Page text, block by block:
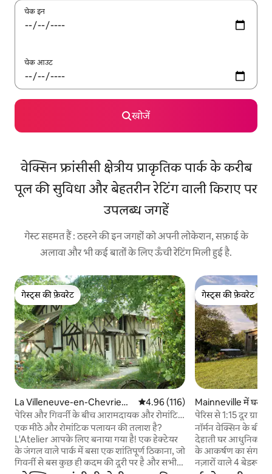
चेक इन
चेक आउट
खोजें
वेक्सिन फ्रांसीसी क्षेत्रीय प्राकृतिक पार्क के करीब
पूल की सुविधा और बेहतरीन रेटिंग वाली किराए पर
उपलब्ध जगहें
गेस्ट सहमत हैं : ठहरने की इन जगहों को अपनी लोकेशन, सफ़ाई के
अलावा और भी कई बातों के लिए ऊँची रेटिंग मिली हुई है.
गेस्ट्स की फ़ेवरेट
गेस्ट्स की फ़ेवरेट
La Villeneuve-en-Chevrie
में घर
औसत रेटिंग 5 में से 4.96, 116 समीक्षाएँ
4.96 (116)
पेरिस और गिवर्नी के बीच आरामदायक और रोमांटिक
घोंसला
एक मीठे और रोमांटिक पलायन की तलाश है?
L'Atelier आपके लिए बनाया गया है! एक हेक्टेयर
के जंगल वाले पार्क में बसा एक शांतिपूर्ण ठिकाना, जो
गिवर्नी से बस कुछ ही कदम की दूरी पर है और सभी
गेस्ट्स की फ़ेवरेट
गेस्ट्स की फ़ेवरेट
Mainneville में घर
पेरिस से 1:15 दूर
पूल और स्पा
नॉर्मन वेक्सिन के
देहाती घर आधुनिक
के आकर्षण का संगम है।
नज़ारों वाले 4 बेडरूम,